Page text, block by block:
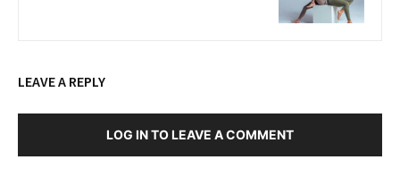
LEAVE A REPLY
LOG IN TO LEAVE A COMMENT